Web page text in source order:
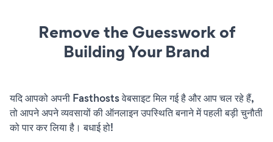
Remove the Guesswork of
Building Your Brand
यदि आपको अपनी Fasthosts वेबसाइट मिल गई है और आप चल रहे हैं,
तो आपने अपने व्यवसायों की ऑनलाइन उपस्थिति बनाने में पहली बड़ी चुनौती
को पार कर लिया है। बधाई हो!